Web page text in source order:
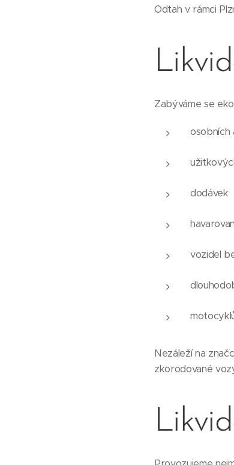
Odtah v rámci
Zabýváme se
osobních
dodávek
vozidel
Nezáleží na
zkorodované